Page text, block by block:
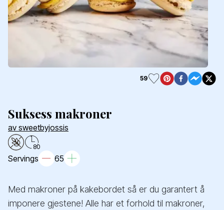
Suksess makroner
av sweetbyjossis
80
Servings 65
59
Med makroner på kakebordet så er du garantert å
imponere gjestene! Alle har et forhold til makroner,